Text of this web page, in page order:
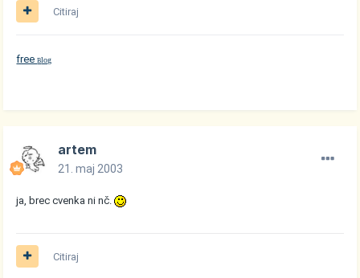
Citiraj
freeBlog
artem
21. maj 2003
ja, brec cvenka ni nč.
Citiraj